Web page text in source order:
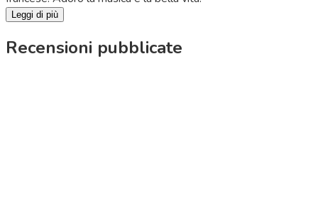
Leggi di più
Recensioni pubblicate